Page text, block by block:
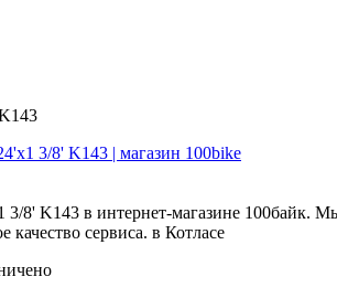
K143 в интернет-магазине 100байк.
качество сервиса. в Котласе